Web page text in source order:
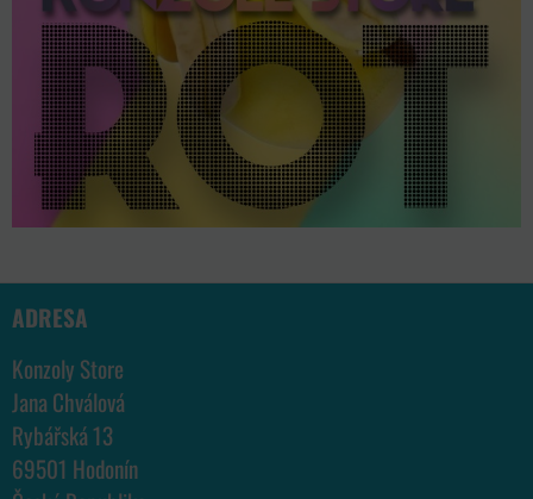
ADRESA
Konzoly Store
Jana Chválová
Rybářská 13
69501 Hodonín